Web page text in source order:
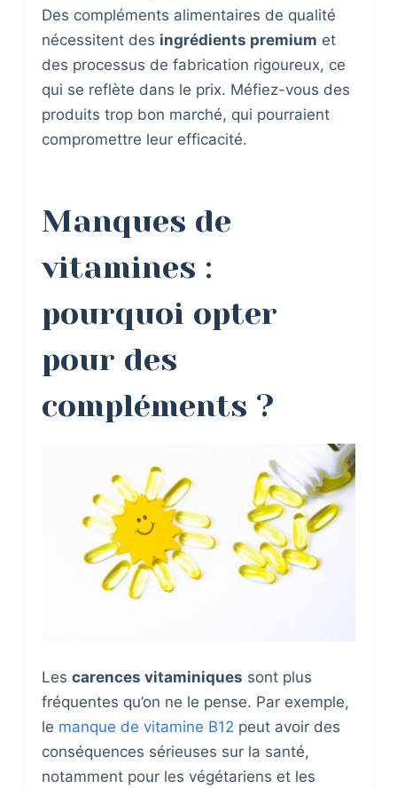
Des compléments alimentaires de qualité
nécessitent des ingrédients premium et
des processus de fabrication rigoureux, ce
qui se reflète dans le prix. Méfiez-vous des
produits trop bon marché, qui pourraient
compromettre leur efficacité.
Manques de
vitamines :
pourquoi opter
pour des
compléments ?
Les carences vitaminiques sont plus
fréquentes qu’on ne le pense. Par exemple,
le manque de vitamine B12 peut avoir des
conséquences sérieuses sur la santé,
notamment pour les végétariens et les